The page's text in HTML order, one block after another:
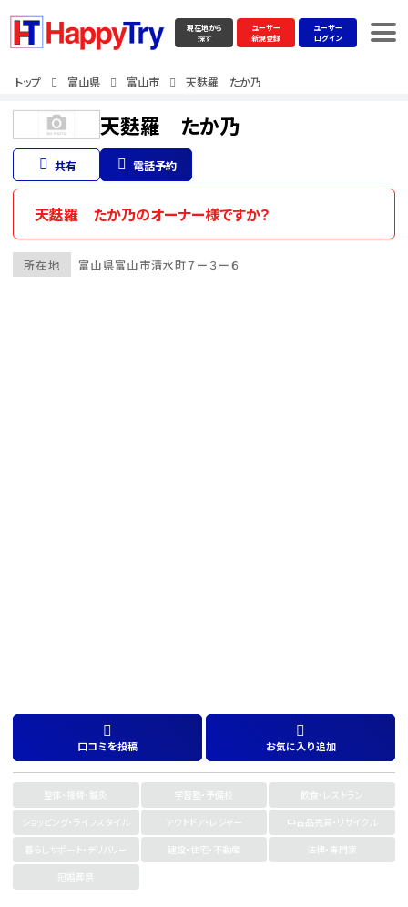
現在地から
探す
ユーザー
新規登録
ユーザー
ログイン
トップ 富山県 富山市 天麩羅 たか乃
天麩羅 たか乃
共有 電話予約
天麩羅 たか乃のオーナー様ですか？
所在地 富山県富山市清水町７ー３ー６
口コミを投稿 お気に入り追加
整体・接骨・鍼灸 学習塾・予備校
飲食・レストラン
ショッピング・ライフスタイル
アウトドア・レジャー
中古品売買・リサイクル
暮らしサポート・デリバリー
建設・住宅・不動産
法律・専門家
冠婚葬祭